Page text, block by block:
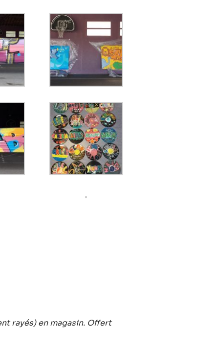
rayés) en magasin. Offert